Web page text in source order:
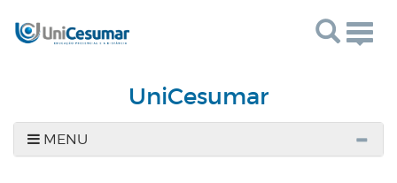
UniCesumar
MENU